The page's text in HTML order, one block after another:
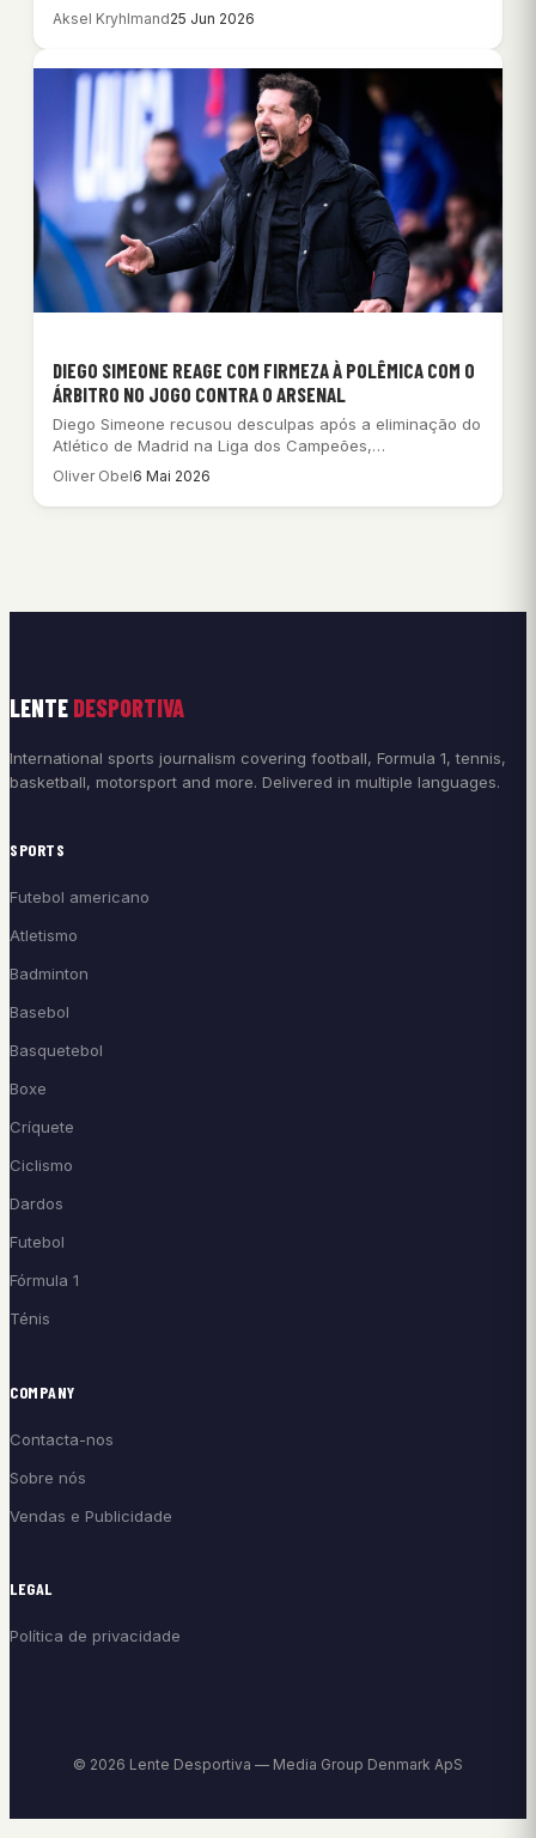
Aksel Kryhlmand25 Jun 2026
DIEGO SIMEONE REAGE COM FIRMEZA À POLÊMICA COM O
ÁRBITRO NO JOGO CONTRA O ARSENAL
Diego Simeone recusou desculpas após a eliminação do
Atlético de Madrid na Liga dos Campeões,…
Oliver Obel6 Mai 2026
LENTE DESPORTIVA
International sports journalism covering football, Formula 1, tennis,
basketball, motorsport and more. Delivered in multiple languages.
SPORTS
Futebol americano
Atletismo
Badminton
Basebol
Basquetebol
Boxe
Críquete
Ciclismo
Dardos
Futebol
Fórmula 1
Ténis
COMPANY
Contacta-nos
Sobre nós
Vendas e Publicidade
LEGAL
Política de privacidade
© 2026 Lente Desportiva — Media Group Denmark ApS